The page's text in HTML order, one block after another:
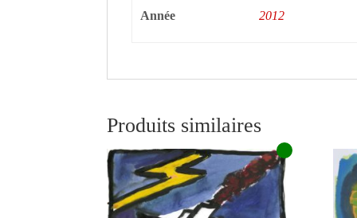
Année 2012
Produits similaires